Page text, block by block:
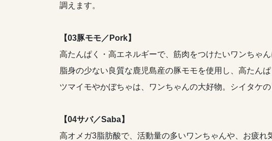
調えます。
【03豚モモ／Pork】
高たんぱく・高エネルギーで、筋肉をつけたいワンちゃん
脂身の少ない良質な鹿児島産の豚モモを使用し、高たん
ツマイモやかぼちゃは、ワンちゃんの大好物。シイタケ
【04サバ／Saba】
高オメガ3脂肪酸で、活動量の多いワンちゃんや、お疲れ